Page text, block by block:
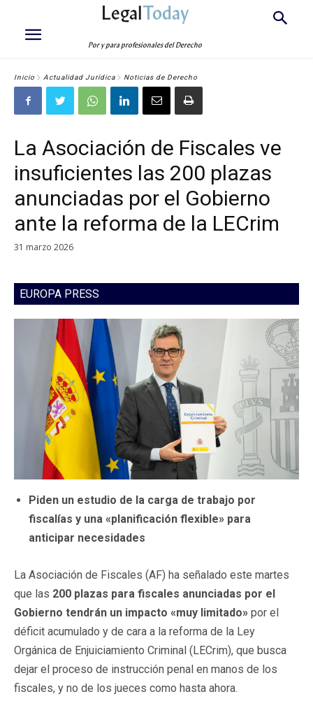
LegalToday
Por y para profesionales del Derecho
Inicio Actualidad Jurídica Noticias de Derecho
La Asociación de Fiscales ve
insuficientes las 200 plazas
anunciadas por el Gobierno
ante la reforma de la LECrim
31 marzo 2026
EUROPA PRESS
Piden un estudio de la carga de trabajo por
fiscalías y una «planificación flexible» para
anticipar necesidades
La Asociación de Fiscales (AF) ha señalado este martes
que las 200 plazas para fiscales anunciadas por el
Gobierno tendrán un impacto «muy limitado» por el
déficit acumulado y de cara a la reforma de la Ley
Orgánica de Enjuiciamiento Criminal (LECrim), que busca
dejar el proceso de instrucción penal en manos de los
fiscales, y no de los jueces como hasta ahora.